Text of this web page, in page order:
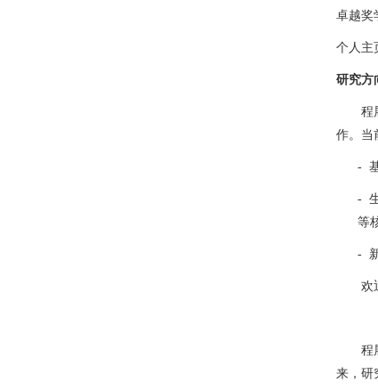
卓越奖
个人主
研究方
程
作。当
-
-
等
-
欢
程
来，研